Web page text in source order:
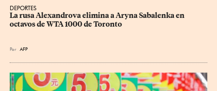
DEPORTES
La rusa Alexandrova elimina a Aryna Sabalenka en
octavos de WTA 1000 de Toronto
Por AFP